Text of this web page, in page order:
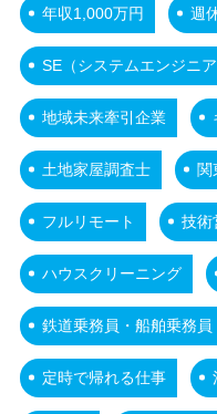
年収1,000万円 週
SE（システムエンジニア
地域未来牽引企業
土地家屋調査士 関
フルリモート 技術
ハウスクリーニング
鉄道乗務員・船舶乗務員
定時で帰れる仕事